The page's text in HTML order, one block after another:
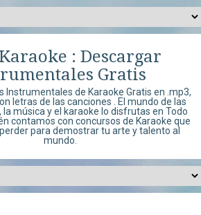
: Descargar
Gratis
Instrumentales de Karaoke Gratis en .mp3,
letras de las canciones . El mundo de las
música y el karaoke lo disfrutas en Todo
contamos con concursos de Karaoke que
para demostrar tu arte y talento al
mundo.